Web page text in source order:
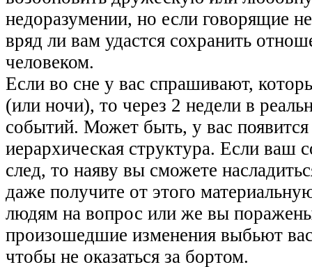
недоразумении, но если говорящие
вряд ли вам удастся сохранить
человеком.
Если во сне у вас спрашивают,
(или ночи), то через 2 недели в
событий. Может быть, у вас
иерархическая структура. Если ваш
след, то наяву вы сможете
даже получите от этого
людям на вопрос или же вы
произошедшие изменения выбьют
чтобы не оказаться за бортом.